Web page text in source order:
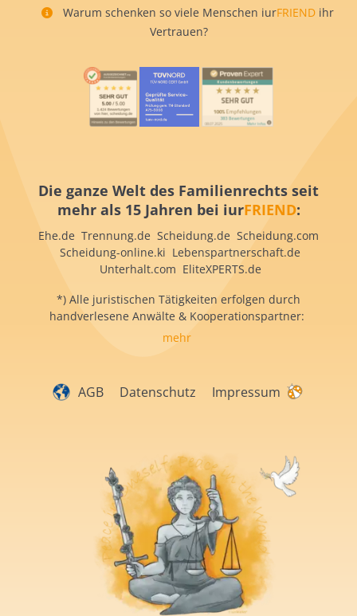
Warum schenken so viele Menschen iurFRIEND ihr
Vertrauen?
Die ganze Welt des Familienrechts seit
mehr als 15 Jahren bei iurFRIEND:
Ehe.de Trennung.de Scheidung.de Scheidung.com
Scheidung-online.ki Lebenspartnerschaft.de
Unterhalt.com EliteXPERTS.de
*) Alle juristischen Tätigkeiten erfolgen durch
handverlesene Anwälte & Kooperationspartner:
mehr
AGB Datenschutz Impressum